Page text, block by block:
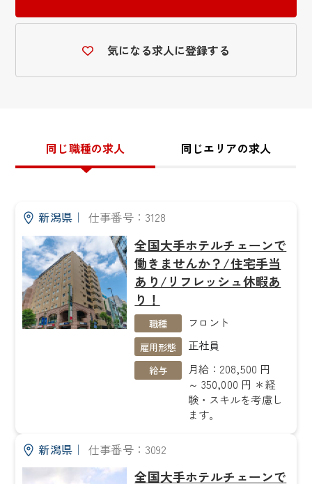
気になる求人に登録する
同じ職種の求人 同じエリアの求人
新潟県｜ 仕事番号：3128
全国大手ホテルチェーンで
働きませんか？/住宅手当
あり/リフレッシュ休暇あ
り！
職種 フロント
雇用形態 正社員
給与
月給：208,500 円
～ 350,000 円 ＊経
験・スキルを考慮し
ます。
新潟県｜ 仕事番号：3092
全国大手ホテルチェーンで